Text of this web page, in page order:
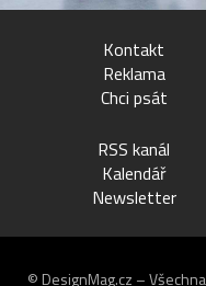
Kontakt
Reklama
Chci psát
RSS kanál
Kalendář
Newsletter
© DesignMag.cz –